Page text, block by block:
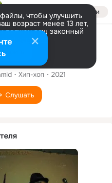
Войти
чтобы улучшить
возраст менее 13 лет,
должен ваш законный
информации
Хип-хоп 2021
Слушать